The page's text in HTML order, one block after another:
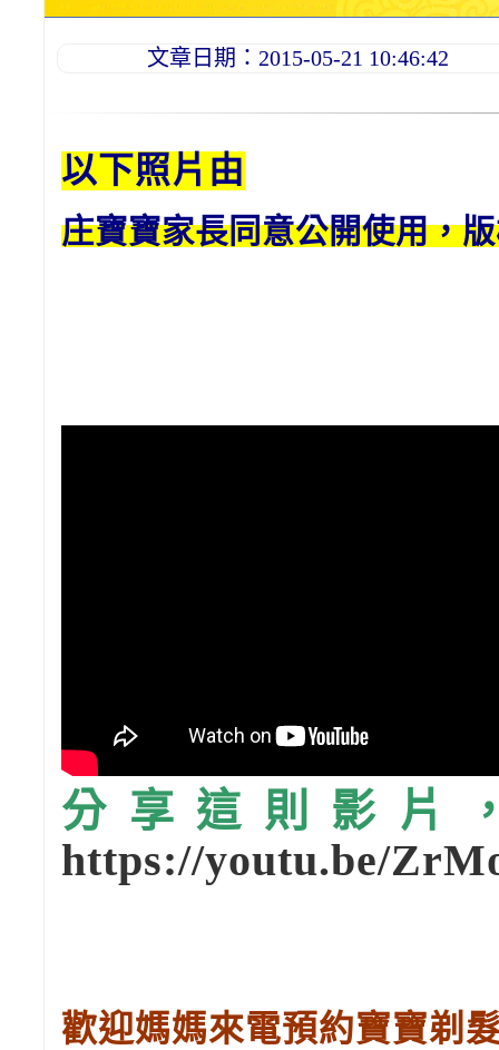
文章日期：2015-05-21 10:46:42
以下照片由
庄寶寶家長同意公開使用，
分享這則影片
https://youtu.be/
歡迎媽媽來電預約寶寶剃